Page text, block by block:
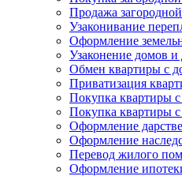
Продажа
Узаконивание
Оформление
Узаконение домов и
Обмен квартиры с
Приватизация
Покупка квартиры
Покупка квартиры
Оформление
Оформление
Перевод жилого
Оформление